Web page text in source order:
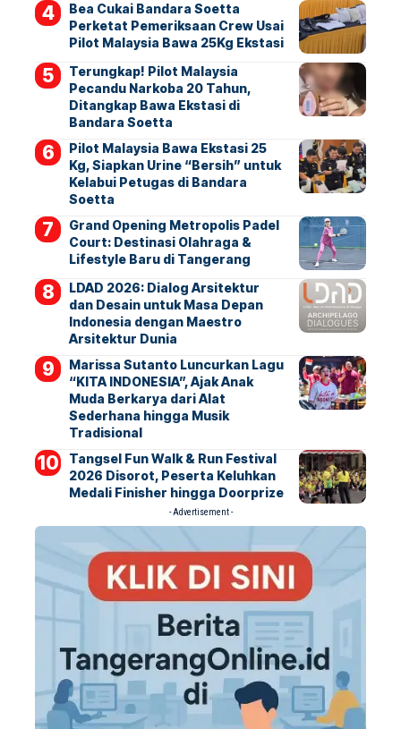
Bea Cukai Bandara Soetta
Perketat Pemeriksaan Crew Usai
Pilot Malaysia Bawa 25Kg Ekstasi
Terungkap! Pilot Malaysia
Pecandu Narkoba 20 Tahun,
Ditangkap Bawa Ekstasi di
Bandara Soetta
Pilot Malaysia Bawa Ekstasi 25
Kg, Siapkan Urine “Bersih” untuk
Kelabui Petugas di Bandara
Soetta
Grand Opening Metropolis Padel
Court: Destinasi Olahraga &
Lifestyle Baru di Tangerang
LDAD 2026: Dialog Arsitektur
dan Desain untuk Masa Depan
Indonesia dengan Maestro
Arsitektur Dunia
Marissa Sutanto Luncurkan Lagu
“KITA INDONESIA”, Ajak Anak
Muda Berkarya dari Alat
Sederhana hingga Musik
Tradisional
Tangsel Fun Walk & Run Festival
2026 Disorot, Peserta Keluhkan
Medali Finisher hingga Doorprize
- Advertisement -